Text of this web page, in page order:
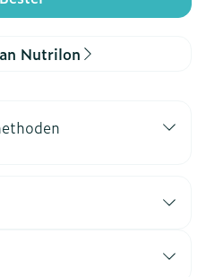
Nutrilon